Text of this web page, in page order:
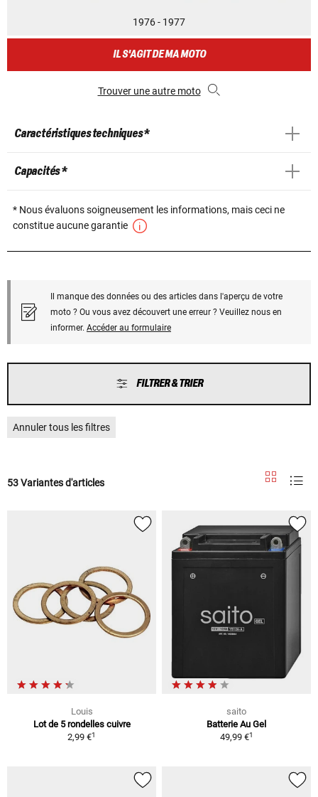
1976 - 1977
IL S'AGIT DE MA MOTO
Trouver une autre moto
Caractéristiques techniques *
Capacités *
* Nous évaluons soigneusement les informations, mais ceci ne
constitue aucune garantie
Il manque des données ou des articles dans l'aperçu de votre
moto ? Ou vous avez découvert une erreur ? Veuillez nous en
informer. Accéder au formulaire
FILTRER & TRIER
Annuler tous les filtres
53 Variantes d'articles
Louis
Lot de 5 rondelles cuivre
2,99 €1
saito
Batterie Au Gel
49,99 €1